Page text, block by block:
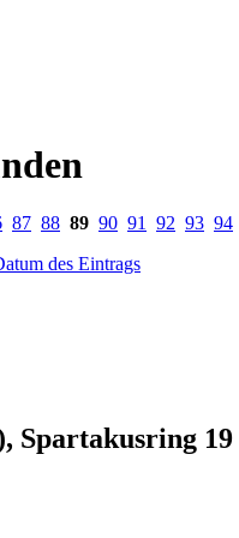
87 88 89 90 91 92 93 94
des Eintrags
Spartakusring 19